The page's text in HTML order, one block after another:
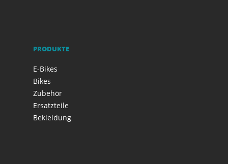
PRODUKTE
E-Bikes
Bikes
Zubehör
Ersatzteile
Bekleidung